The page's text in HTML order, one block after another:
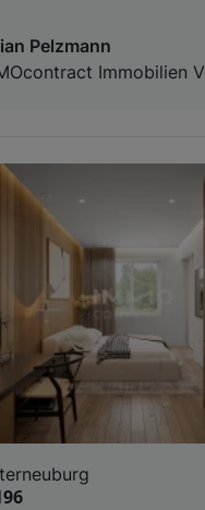
Pelzmann
Immobilien